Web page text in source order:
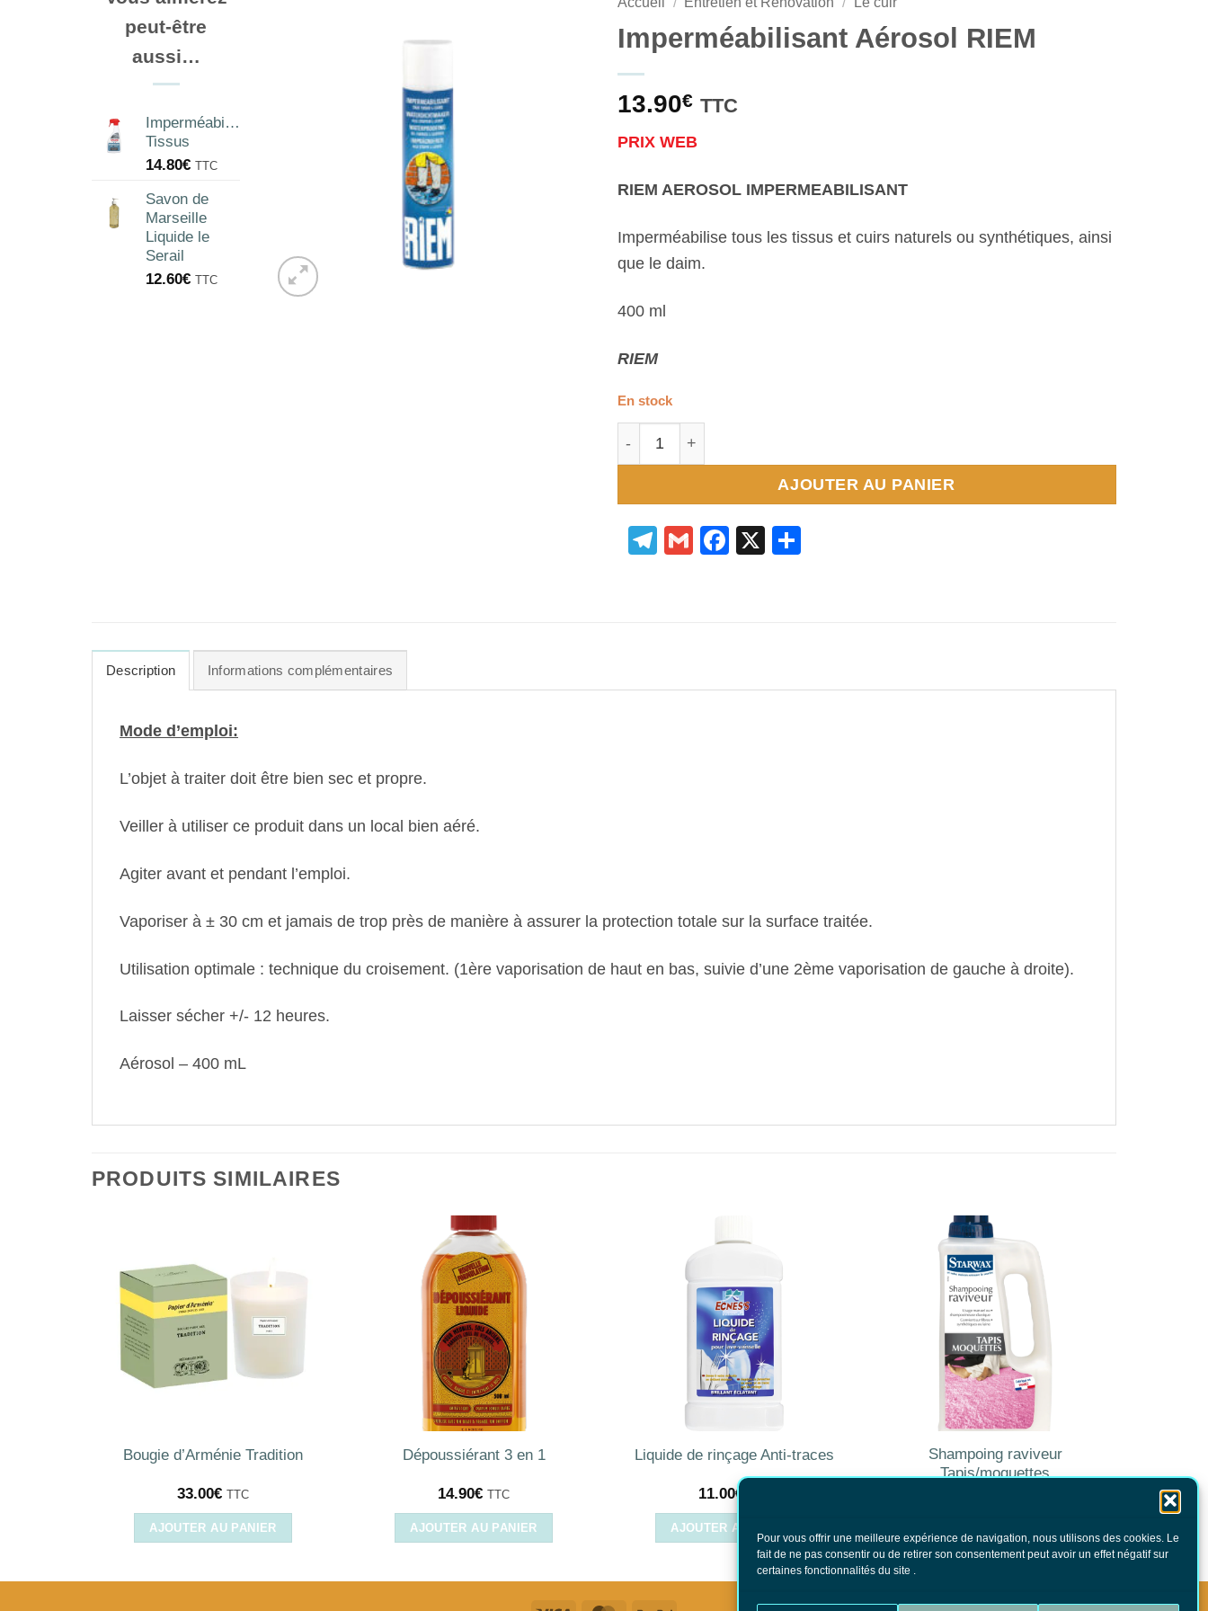
Pour vous offrir une meilleure expérience de navigation, nous utilisons des cookies. Le
fait de ne pas consentir ou de retirer son consentement peut avoir un effet négatif sur
certaines fonctionnalités du site .
peut-être
aussi…
Imperméabilisant
Tissus
14.80€ TTC
Savon de
Marseille
Liquide le
Serail
12.60€ TTC
Imperméabilisant Aérosol RIEM
13.90€ TTC
PRIX WEB
RIEM AEROSOL IMPERMEABILISANT
Imperméabilise tous les tissus et cuirs naturels ou synthétiques, ainsi
que le daim.
400 ml
RIEM
En stock
AJOUTER AU PANIER
Telegram
GmailFacebook
X
Description Informations complémentaires
Mode d’emploi:
L’objet à traiter doit être bien sec et propre.
Veiller à utiliser ce produit dans un local bien aéré.
Agiter avant et pendant l’emploi.
Vaporiser à ± 30 cm et jamais de trop près de manière à assurer la protection totale sur la surface traitée.
Utilisation optimale : technique du croisement. (1ère vaporisation de haut en bas, suivie d’une 2ème vaporisation de gauche à droite).
Laisser sécher +/- 12 heures.
Aérosol – 400 mL
PRODUITS SIMILAIRES
Bougie d’Arménie Tradition
33.00€ TTC
AJOUTER AU PANIER
Dépoussiérant 3 en 1
14.90€ TTC
AJOUTER AU PANIER
Liquide de rinçage Anti-traces
11.00€
AJOUTER AU PANIER
Shampoing raviveur
Tapis/moquettes